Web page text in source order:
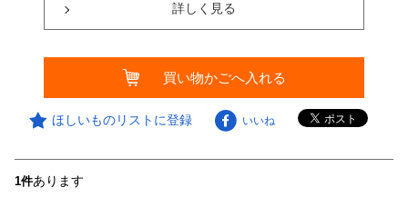
詳しく見る
買い物かごへ入れる
ほしいものリストに登録 いいね
1件あります